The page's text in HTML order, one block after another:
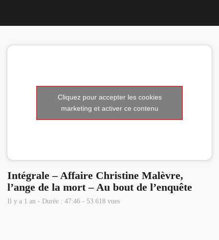
Cliquez pour accepter les cookies
marketing et activer ce contenu
Intégrale – Affaire Christine Malèvre,
l’ange de la mort – Au bout de l’enquête
Il y a 1 an - Durée : 47:46 - 53 618 vues